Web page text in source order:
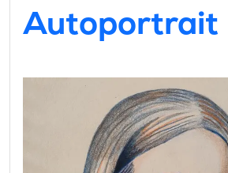
Autoportrait